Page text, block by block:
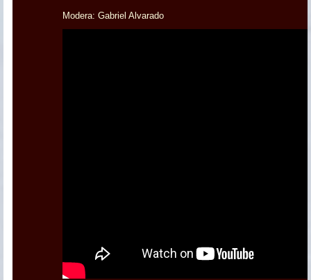
Modera: Gabriel Alvarado